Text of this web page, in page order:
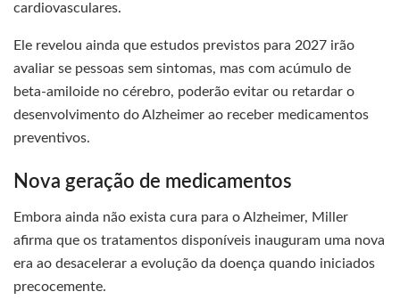
cardiovasculares.
Ele revelou ainda que estudos previstos para 2027 irão
avaliar se pessoas sem sintomas, mas com acúmulo de
beta-amiloide no cérebro, poderão evitar ou retardar o
desenvolvimento do Alzheimer ao receber medicamentos
preventivos.
Nova geração de medicamentos
Embora ainda não exista cura para o Alzheimer, Miller
afirma que os tratamentos disponíveis inauguram uma nova
era ao desacelerar a evolução da doença quando iniciados
precocemente.